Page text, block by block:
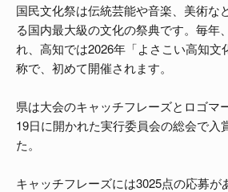
国民文化祭は伝統芸能や音楽、美術な
る国内最大級の文化の祭典です。毎年
れ、高知では2026年「よさこい高知文
称で、初めて開催されます。
県は大会のキャッチフレーズとロゴマ
19日に開かれた実行委員会の総会で入
た。
キャッチフレーズには3025点の応募が